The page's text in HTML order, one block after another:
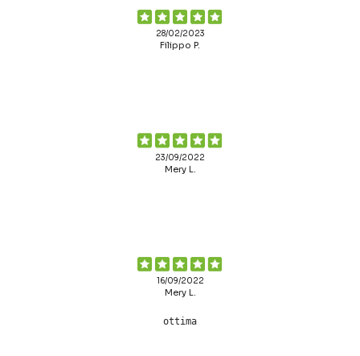
28/02/2023
Filippo P.
23/09/2022
Mery L.
16/09/2022
Mery L.
ottima